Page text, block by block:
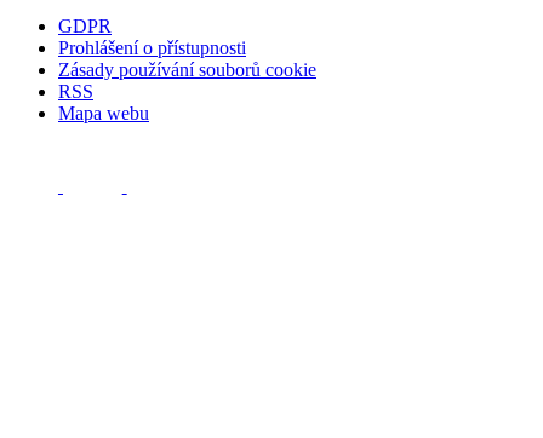
GDPR
Prohlášení o přístupnosti
Zásady používání souborů cookie
RSS
Mapa webu